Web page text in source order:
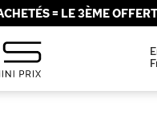
= LE 3ÈME